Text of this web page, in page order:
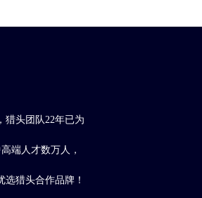
猎头团队22年已为
端人才数万人，
猎头合作品牌！